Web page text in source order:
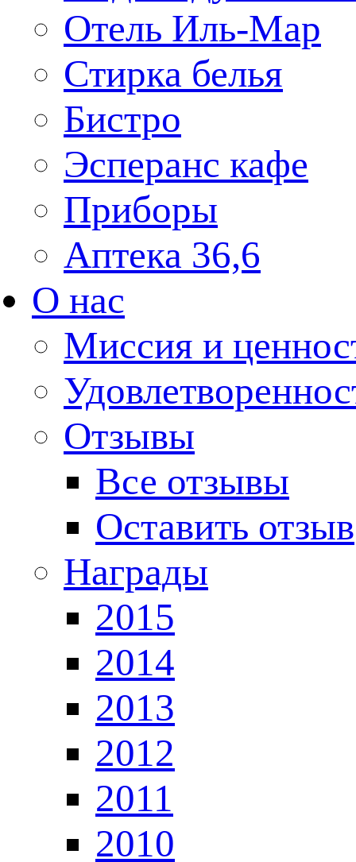
Отель Иль-Мар
Стирка белья
Бистро
Эсперанс кафе
Приборы
Аптека 36,6
О нас
Миссия и
Отзывы
Все отзывы
Оставить отзыв
Награды
2015
2014
2013
2012
2011
2010